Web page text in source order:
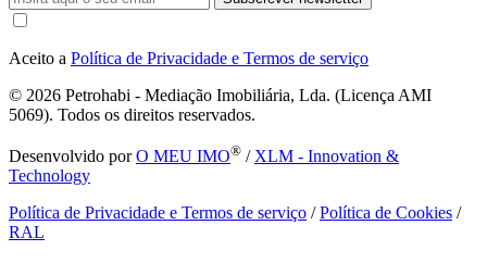
Aceito a Política de Privacidade e Termos de serviço
© 2026 Petrohabi - Mediação Imobiliária, Lda. (Licença AMI
5069). Todos os direitos reservados.
Desenvolvido porO MEU IMO® / XLM - Innovation &
Technology
Política de Privacidade e Termos de serviço /Política de Cookies /
RAL